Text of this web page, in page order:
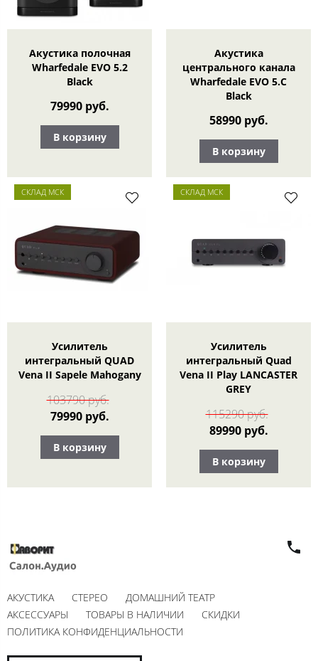
Акустика полочная
Wharfedale EVO 5.2
Black
79990 руб.
В корзину
Акустика
центрального канала
Wharfedale EVO 5.С
Black
58990 руб.
В корзину
СКЛАД МСК
Усилитель
интегральный QUAD
Vena II Sapele Mahogany
103790 руб.
79990 руб.
В корзину
СКЛАД МСК
Усилитель
интегральный Quad
Vena II Play LANCASTER
GREY
115290 руб.
89990 руб.
В корзину
АКУСТИКА СТЕРЕО
ДОМАШНИЙ ТЕАТР
АКСЕССУАРЫ
ТОВАРЫ В НАЛИЧИИ
СКИДКИ
ПОЛИТИКА КОНФИДЕНЦИАЛЬНОСТИ